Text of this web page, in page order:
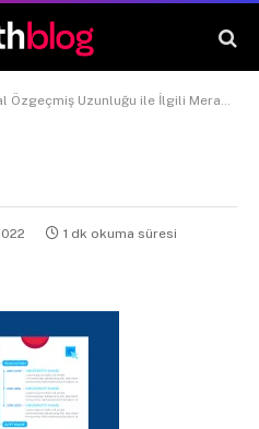
Uzunluğu ile İlgili Merak Edilen Her Şey
1 dk okuma süresi